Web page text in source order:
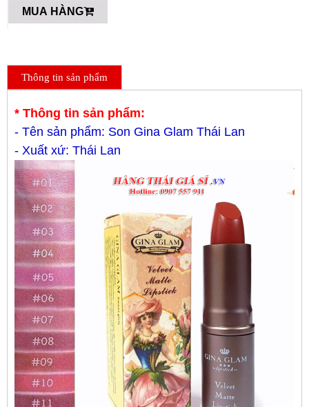
MUA HÀNG
Thông tin sản phẩm
* Thông tin sản phẩm:
- Tên sản phẩm: Son Gina Glam Thái Lan
- Xuất xứ: Thái Lan